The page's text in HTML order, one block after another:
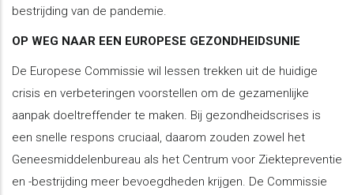
bestrijding van de pandemie.
OP WEG NAAR EEN EUROPESE GEZONDHEIDSUNIE
De Europese Commissie wil lessen trekken uit de huidige
crisis en verbeteringen voorstellen om de gezamenlijke
aanpak doeltreffender te maken. Bij gezondheidscrises is
een snelle respons cruciaal, daarom zouden zowel het
Geneesmiddelenbureau als het Centrum voor Ziektepreventie
en -bestrijding meer bevoegdheden krijgen. De Commissie